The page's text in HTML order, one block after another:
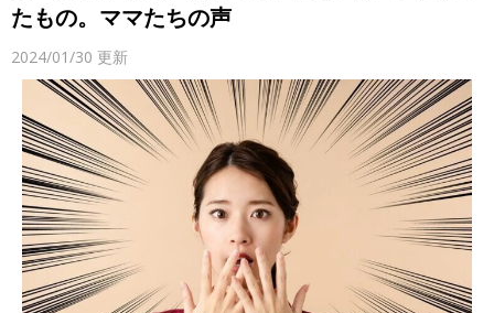
たもの。ママたちの声
2024/01/30 更新